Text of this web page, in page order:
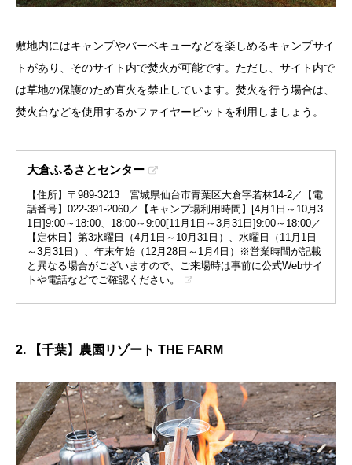
敷地内にはキャンプやバーベキューなどを楽しめるキャンプサイ
トがあり、そのサイト内で焚火が可能です。ただし、サイト内で
は草地の保護のため直火を禁止しています。焚火を行う場合は、
焚火台などを使用するかファイヤーピットを利用しましょう。
大倉ふるさとセンター
【住所】〒989-3213 宮城県仙台市青葉区大倉字若林14-2／【電
話番号】022-391-2060／【キャンプ場利用時間】[4月1日～10月3
1日]9:00～18:00、18:00～9:00[11月1日～3月31日]9:00～18:00／
【定休日】第3水曜日（4月1日～10月31日）、水曜日（11月1日
～3月31日）、年末年始（12月28日～1月4日）※営業時間が記載
と異なる場合がございますので、ご来場時は事前に公式Webサイ
トや電話などでご確認ください。
2. 【千葉】農園リゾート THE FARM